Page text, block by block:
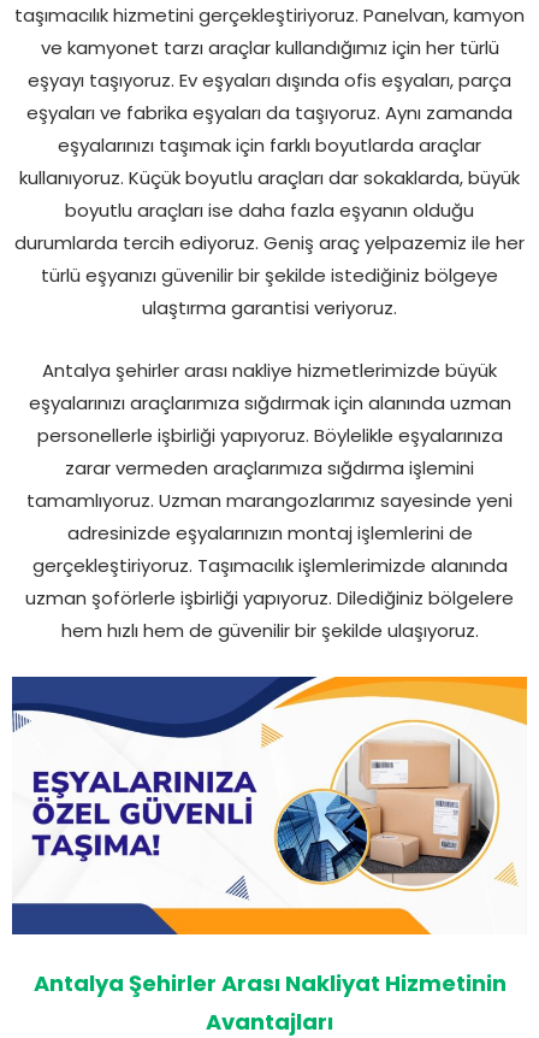
taşımacılık hizmetini gerçekleştiriyoruz. Panelvan, kamyon
ve kamyonet tarzı araçlar kullandığımız için her türlü
eşyayı taşıyoruz. Ev eşyaları dışında ofis eşyaları, parça
eşyaları ve fabrika eşyaları da taşıyoruz. Aynı zamanda
eşyalarınızı taşımak için farklı boyutlarda araçlar
kullanıyoruz. Küçük boyutlu araçları dar sokaklarda, büyük
boyutlu araçları ise daha fazla eşyanın olduğu
durumlarda tercih ediyoruz. Geniş araç yelpazemiz ile her
türlü eşyanızı güvenilir bir şekilde istediğiniz bölgeye
ulaştırma garantisi veriyoruz.
Antalya şehirler arası nakliye hizmetlerimizde büyük
eşyalarınızı araçlarımıza sığdırmak için alanında uzman
personellerle işbirliği yapıyoruz. Böylelikle eşyalarınıza
zarar vermeden araçlarımıza sığdırma işlemini
tamamlıyoruz. Uzman marangozlarımız sayesinde yeni
adresinizde eşyalarınızın montaj işlemlerini de
gerçekleştiriyoruz. Taşımacılık işlemlerimizde alanında
uzman şoförlerle işbirliği yapıyoruz. Dilediğiniz bölgelere
hem hızlı hem de güvenilir bir şekilde ulaşıyoruz.
Antalya Şehirler Arası Nakliyat Hizmetinin
Avantajları